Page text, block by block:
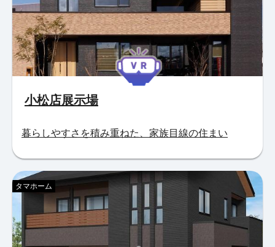
小松店展示場
暮らしやすさを積み重ねた、家族目線の住まい
タマホーム